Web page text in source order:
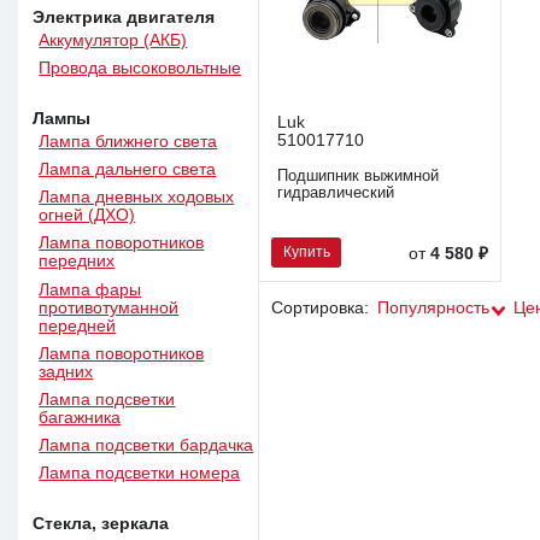
Электрика двигателя
Аккумулятор (АКБ)
Провода высоковольтные
Лампы
Лампа ближнего света
Лампа дальнего света
Лампа дневных ходовых
огней (ДХО)
Лампа поворотников
передних
Лампа фары
противотуманной
передней
Лампа поворотников
задних
Лампа подсветки
багажника
Лампа подсветки бардачка
Лампа подсветки номера
Стекла, зеркала
Luk
510017710
Подшипник выжимной
гидравлический
Купить от4 580 ₽
Сортировка: Популярность